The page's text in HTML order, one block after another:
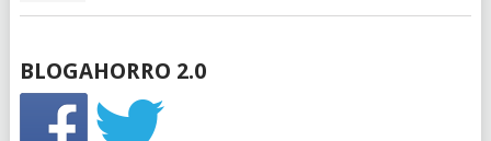
BLOGAHORRO 2.0